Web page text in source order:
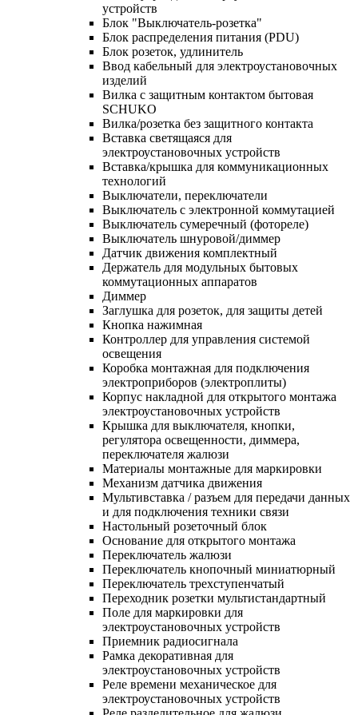
устройств
Блок "Выключатель-розетка"
Блок распределения питания (PDU)
Блок розеток, удлинитель
Ввод кабельный для электроустановочных
изделий
Вилка с защитным контактом бытовая
SCHUKO
Вилка/розетка без защитного контакта
Вставка светящаяся для
электроустановочных устройств
Вставка/крышка для коммуникационных
технологий
Выключатели, переключатели
Выключатель с электронной коммутацией
Выключатель сумеречный (фотореле)
Выключатель шнуровой/диммер
Датчик движения комплектный
Держатель для модульных бытовых
коммутационных аппаратов
Диммер
Заглушка для розеток, для защиты детей
Кнопка нажимная
Контроллер для управления системой
освещения
Коробка монтажная для подключения
электроприборов (электроплиты)
Корпус накладной для открытого монтажа
электроустановочных устройств
Крышка для выключателя, кнопки,
регулятора освещенности, диммера,
переключателя жалюзи
Материалы монтажные для маркировки
Механизм датчика движения
Мультивставка / разъем для передачи данных
и для подключения техники связи
Настольный розеточный блок
Основание для открытого монтажа
Переключатель жалюзи
Переключатель кнопочный миниатюрный
Переключатель трехступенчатый
Переходник розетки мультистандартный
Поле для маркировки для
электроустановочных устройств
Приемник радиосигнала
Рамка декоративная для
электроустановочных устройств
Реле времени механическое для
электроустановочных устройств